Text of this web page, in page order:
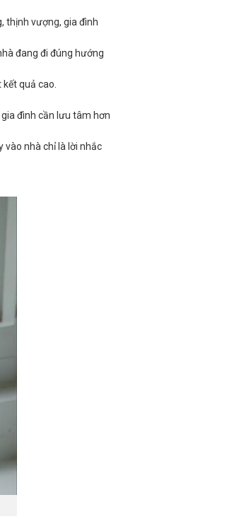
thịnh vượng, gia đình
đang đi đúng hướng
quả cao.
đình cần lưu tâm hơn
vào nhà chỉ là lời nhắc